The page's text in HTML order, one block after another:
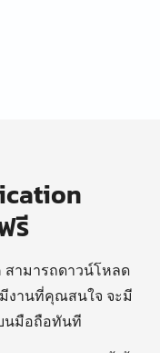
รี
สามารถดาวน์โหลด
มีงานที่คุณสนใจ จะมี
นมือถือทันที